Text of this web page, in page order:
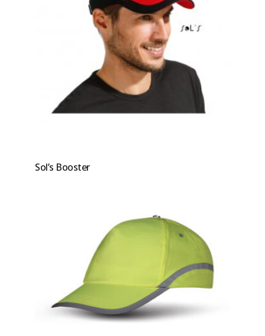
Sol’s Booster